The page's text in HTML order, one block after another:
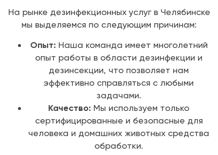
На рынке дезинфекционных услуг в Челябинске
мы выделяемся по следующим причинам:
Опыт: Наша команда имеет многолетний
опыт работы в области дезинфекции и
дезинсекции, что позволяет нам
эффективно справляться с любыми
задачами.
Качество: Мы используем только
сертифицированные и безопасные для
человека и домашних животных средства
обработки.